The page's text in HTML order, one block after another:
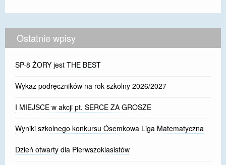
Ostatnie wpisy
SP-8 ŻORY jest THE BEST
Wykaz podręczników na rok szkolny 2026/2027
I MIEJSCE w akcji pt. SERCE ZA GROSZE
Wyniki szkolnego konkursu Ósemkowa Liga Matematyczna
Dzień otwarty dla Pierwszoklasistów